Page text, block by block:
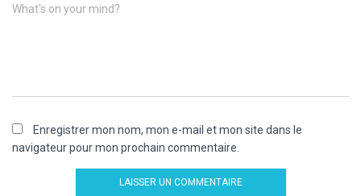
What's on your mind?
Enregistrer mon nom, mon e-mail et mon site dans le
navigateur pour mon prochain commentaire.